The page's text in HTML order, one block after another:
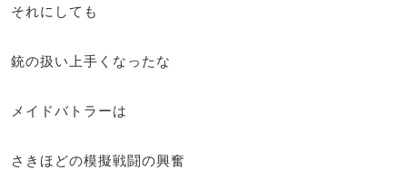
それにしても
銃の扱い上手くなったな
メイドバトラーは
さきほどの模擬戦闘の興奮